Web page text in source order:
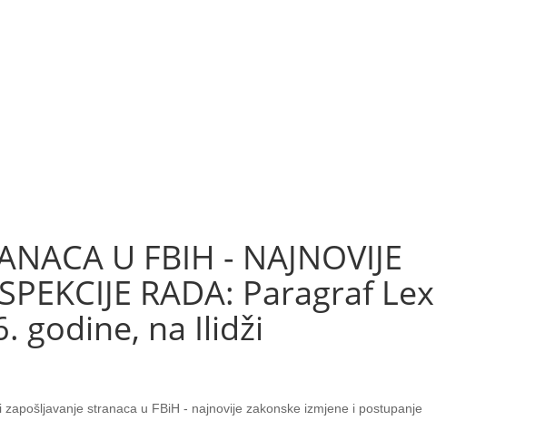
U FBIH - NAJNOVIJE
RADA: Paragraf Lex
godine, na Ilidži
stranaca u FBiH - najnovije zakonske izmjene i postupanje